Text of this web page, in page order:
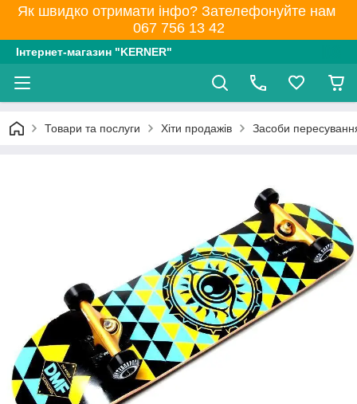
Як швидко отримати інфо? Зателефонуйте нам
067 756 13 42
Інтернет-магазин "KERNER"
Товари та послуги Хіти продажів Засоби